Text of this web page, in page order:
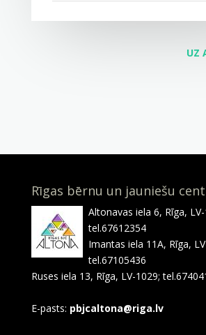
UZ
Rīgas bērnu un jauniešu
Altonavas iela 6, Rīga,
tel.67612354
Imantas iela 11A, Rīga,
tel.67105436
Ruses iela 13, Rīga, LV-1029;
E-pasts: pbjcaltona@riga.lv